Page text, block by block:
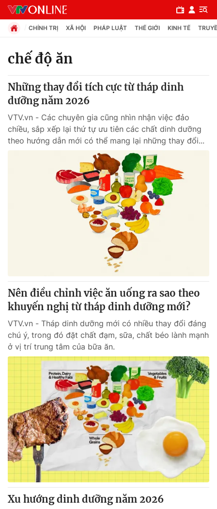
Chuyên mục
Chính trị
Xã hội
Pháp luật
Thị trường
Góc doanh nghiệp
Truyền hình
Phim VTV
Hậu trường
Nhân vật
Giải sao mai
Giải trí
Điện ảnh
Âm nhạc
Đời sống
Chất lượng cuộc sống
Giáo dục
Tuyển sinh
Học trực tuyến
Công nghệ
Hitech Công nghệ tương lai
Sản phẩm
Thị trường
Tư vấn
Giao lưu trực tuyến
Lịch phát sóng
Chuyên mục khác
CHÍNH TRỊ XÃ HỘI PHÁP LUẬT THẾ GIỚI KINH TẾ
chế độ ăn
Những thay đổi tích cực từ tháp dinh
dưỡng năm 2026
VTV.vn - Các chuyên gia cũng nhìn nhận việc đảo
chiều, sắp xếp lại thứ tự ưu tiên các chất dinh dưỡng
theo hướng dẫn mới có thể mang lại những thay đổi...
Nên điều chỉnh việc ăn uống ra sao theo
khuyến nghị từ tháp dinh dưỡng mới?
VTV.vn - Tháp dinh dưỡng mới có nhiều thay đổi đáng
chú ý, trong đó đặt chất đạm, sữa, chất béo lành mạnh
ở vị trí trung tâm của bữa ăn.
Xu hướng dinh dưỡng năm 2026